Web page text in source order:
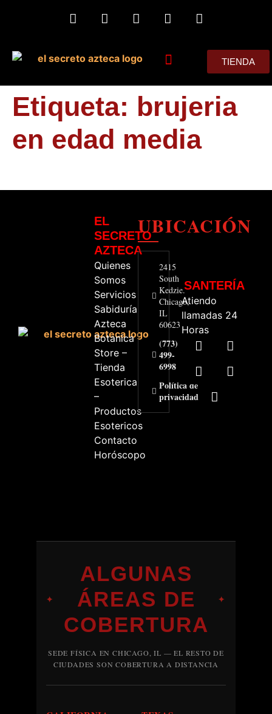
TIENDA
Etiqueta: brujeria
en edad media
EL
SECRETO
AZTECA
Quienes
Somos
Servicios
Sabiduría
Azteca
Botanica
Store –
Tienda
Esoterica
–
Productos
Esotericos
Contacto
Horóscopo
UBICACIÓN
2415
South
Kedzie.
Chicago,
IL
60623
(773)
499-
6998
Política de
privacidad
SANTERÍA
Atiendo
llamadas 24
Horas
✦
ALGUNAS
ÁREAS DE
COBERTURA
✦
SEDE FÍSICA EN CHICAGO, IL — EL RESTO DE
CIUDADES SON COBERTURA A DISTANCIA